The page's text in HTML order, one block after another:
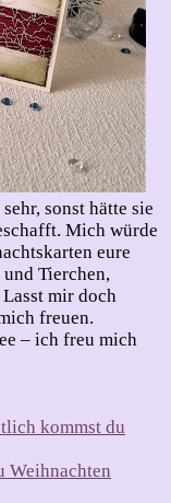
sonst hätte sie
Mich würde
eure
Tierchen,
mir doch
freuen.
– ich freu mich
kommst du
Weihnachten